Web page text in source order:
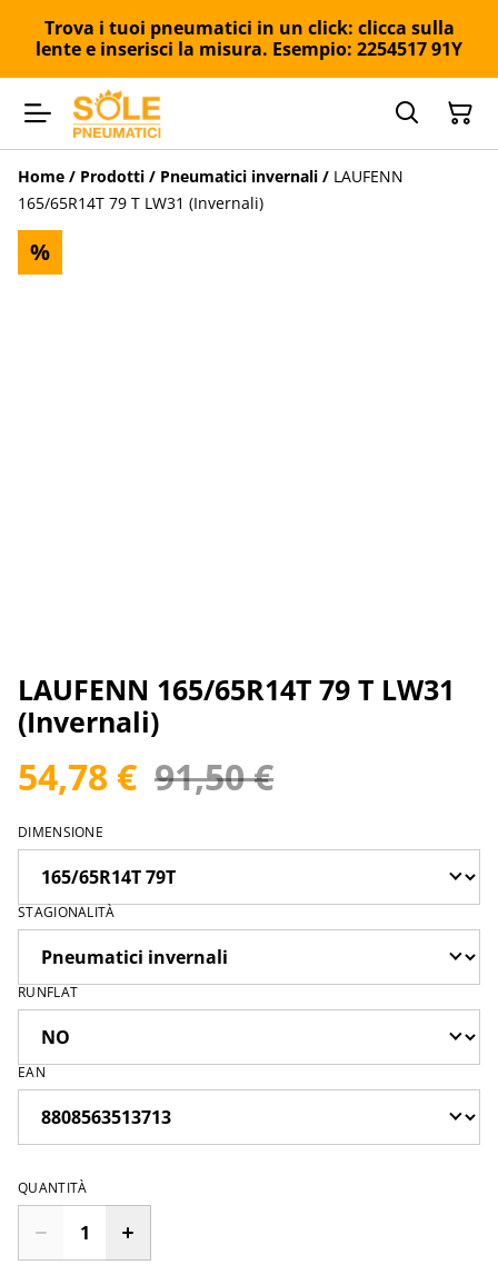
Trova i tuoi pneumatici in un click: clicca sulla
lente e inserisci la misura. Esempio: 2254517 91Y
Home / Prodotti / Pneumatici invernali / LAUFENN
165/65R14T 79 T LW31 (Invernali)
%
LAUFENN 165/65R14T 79 T LW31
(Invernali)
54,78 € 91,50 €
DIMENSIONE
STAGIONALITÀ
RUNFLAT
EAN
QUANTITÀ